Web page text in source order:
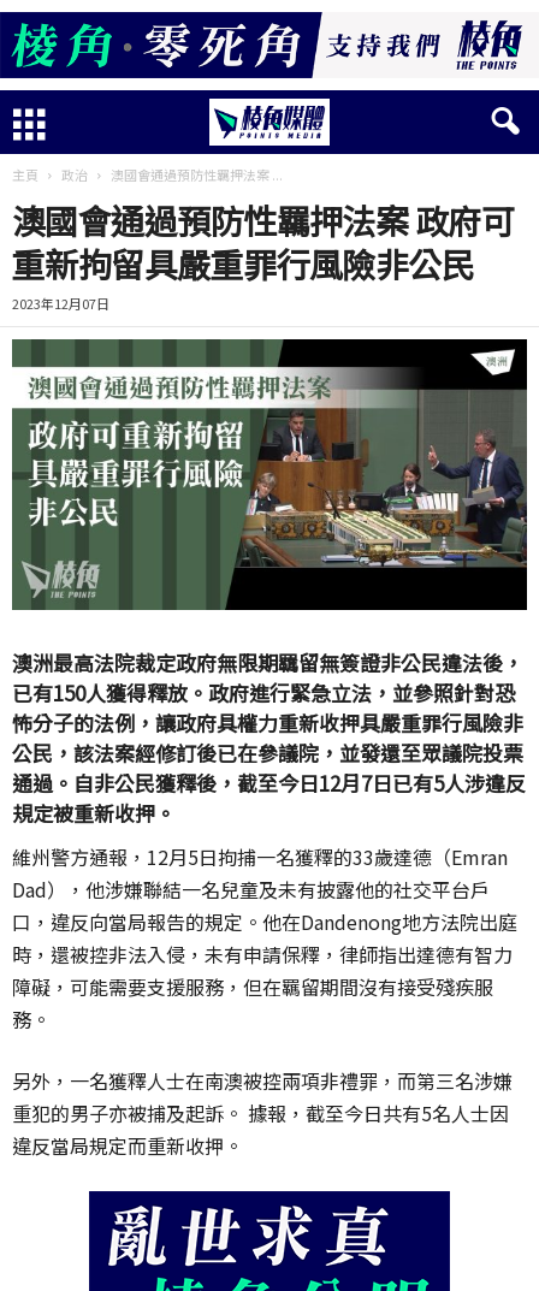
主頁 政治 澳國會通過預防性羈押法案 ...
澳國會通過預防性羈押法案 政府可
重新拘留具嚴重罪行風險非公民
2023年12月07日
澳洲最高法院裁定政府無限期羈留無簽證非公民違法後，
已有150人獲得釋放。政府進行緊急立法，並參照針對恐
怖分子的法例，讓政府具權力重新收押具嚴重罪行風險非
公民，該法案經修訂後已在參議院，並發還至眾議院投票
通過。自非公民獲釋後，截至今日12月7日已有5人涉違反
規定被重新收押。
維州警方通報，12月5日拘捕一名獲釋的33歲達德（Emran
Dad），他涉嫌聯結一名兒童及未有披露他的社交平台戶
口，違反向當局報告的規定。他在Dandenong地方法院出庭
時，還被控非法入侵，未有申請保釋，律師指出達德有智力
障礙，可能需要支援服務，但在羈留期間沒有接受殘疾服
務。
另外，一名獲釋人士在南澳被控兩項非禮罪，而第三名涉嫌
重犯的男子亦被捕及起訴。 據報，截至今日共有5名人士因
違反當局規定而重新收押。